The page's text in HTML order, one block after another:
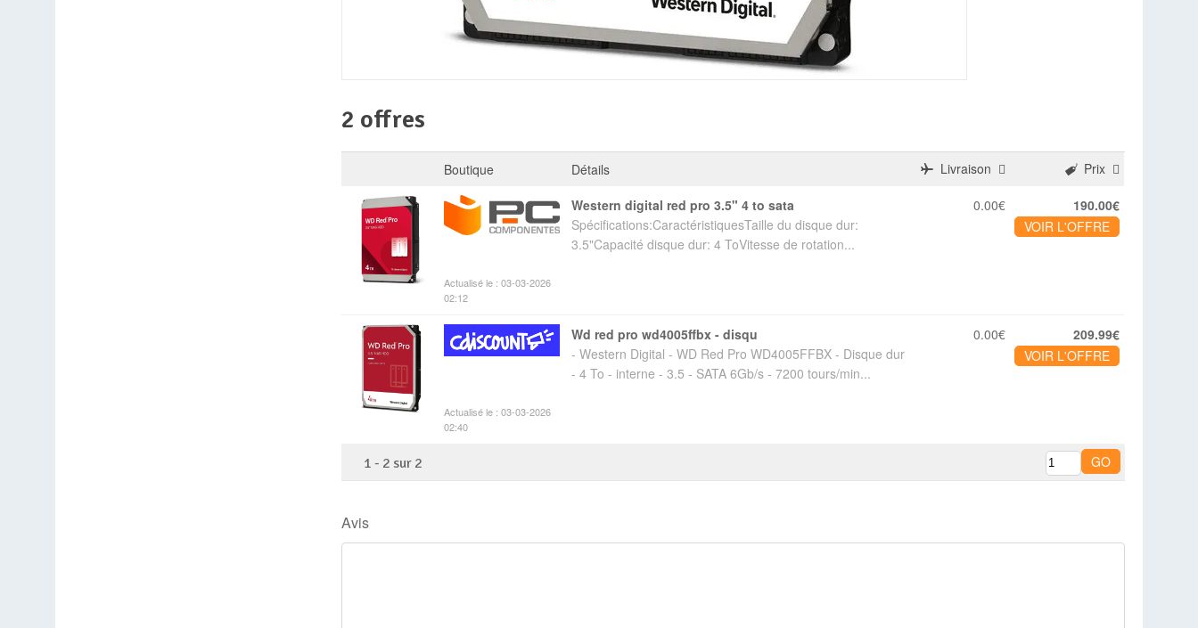
2 offres
Boutique Détails Livraison Prix
Actualisé le : 03-03-2026
02:12
western digital red pro 3.5" 4 to sata
Spécifications:CaractéristiquesTaille du disque dur:
3.5"Capacité disque dur: 4 ToVitesse de rotation...
0.00€
190.00€
VOIR L'OFFRE
Actualisé le : 03-03-2026
02:40
wd red pro wd4005ffbx - disqu
- Western Digital - WD Red Pro WD4005FFBX - Disque dur
- 4 To - interne - 3.5 - SATA 6Gb/s - 7200 tours/min...
0.00€
209.99€
VOIR L'OFFRE
1 - 2 sur 2
Avis